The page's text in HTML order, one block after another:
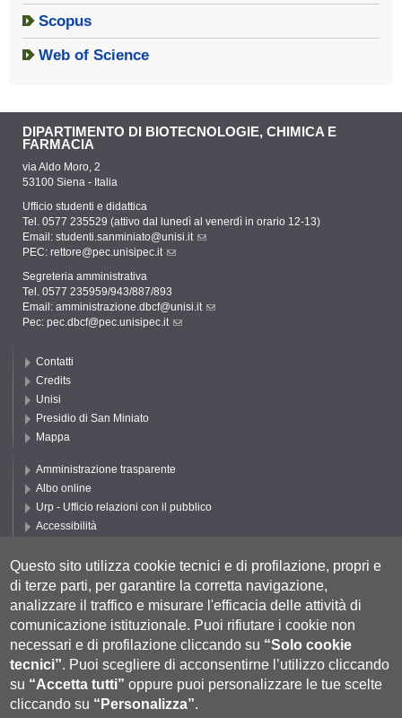
Scopus
Web of Science
DIPARTIMENTO DI BIOTECNOLOGIE, CHIMICA E
FARMACIA
via Aldo Moro, 2
53100 Siena - Italia
Ufficio studenti e didattica
Tel. 0577 235529 (attivo dal lunedì al venerdì in orario 12-13)
Email: studenti.sanminiato@unisi.it
PEC: rettore@pec.unisipec.it
Segreteria amministrativa
Tel. 0577 235959/943/887/893
Email: amministrazione.dbcf@unisi.it
Pec: pec.dbcf@pec.unisipec.it
Contatti
Credits
Unisi
Presidio di San Miniato
Mappa
Amministrazione trasparente
Albo online
Urp - Ufficio relazioni con il pubblico
Accessibilità
Cookie settings
Segui UNISI
Questo sito utilizza cookie tecnici e di profilazione, propri e
di terze parti, per garantire la corretta navigazione,
analizzare il traffico e misurare l'efficacia delle attività di
comunicazione istituzionale. Puoi rifiutare i cookie non
necessari e di profilazione cliccando su “Solo cookie
tecnici”. Puoi scegliere di acconsentirne l’utilizzo cliccando
su “Accetta tutti” oppure puoi personalizzare le tue scelte
cliccando su “Personalizza”.